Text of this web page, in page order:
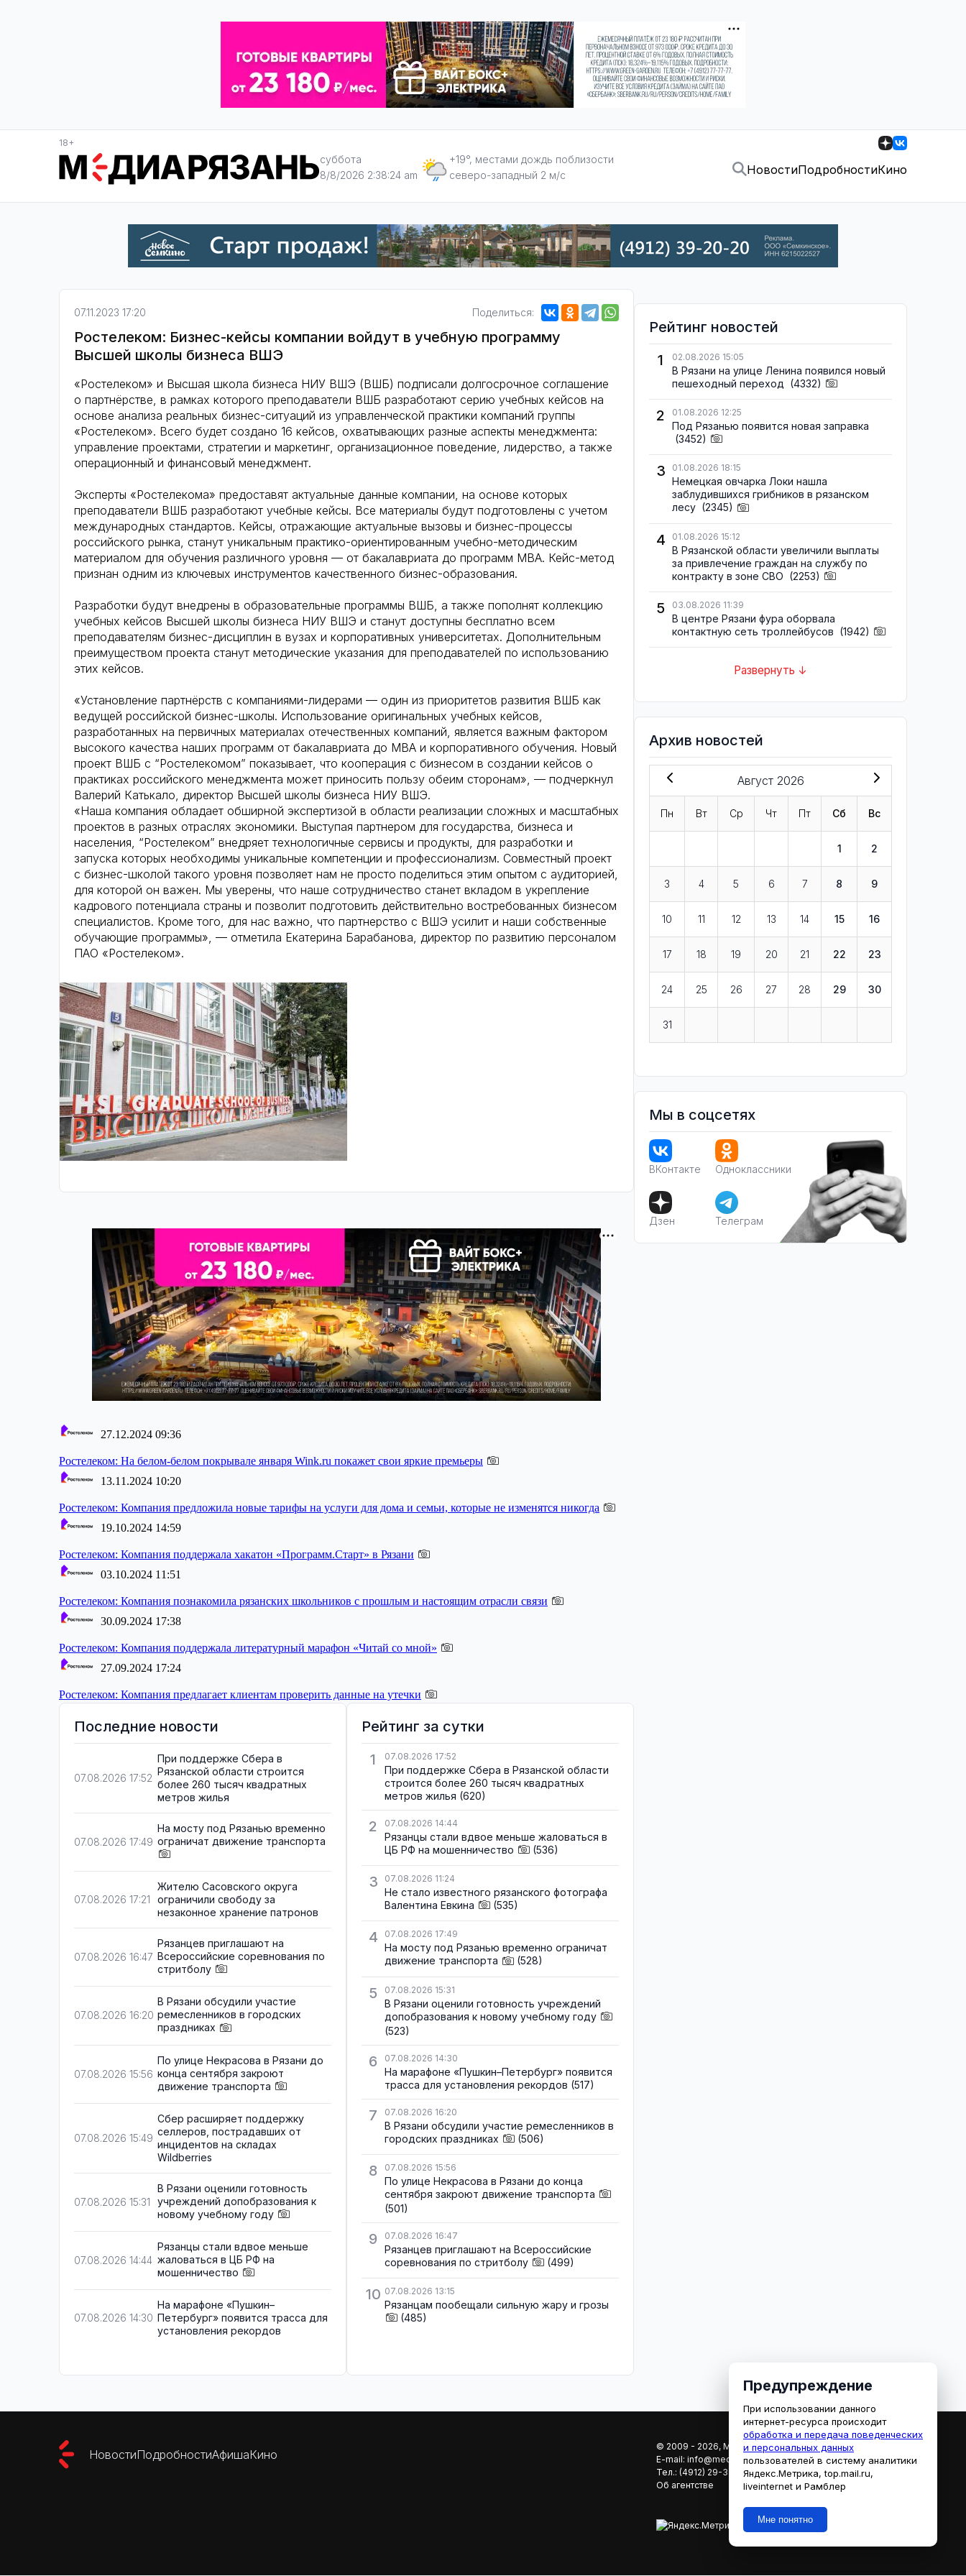
18+
суббота
8/8/2026 2:38:25 am
+19°, местами дождь поблизости
северо-западный 2 м/с
НовостиПодробностиКино
07.11.2023 17:20 Поделиться:
Ростелеком: Бизнес-кейсы компании войдут в учебную программу
Высшей школы бизнеса ВШЭ
«Ростелеком» и Высшая школа бизнеса НИУ ВШЭ (ВШБ) подписали долгосрочное соглашение
о партнёрстве, в рамках которого преподаватели ВШБ разработают серию учебных кейсов на
основе анализа реальных бизнес-ситуаций из управленческой практики компаний группы
«Ростелеком». Всего будет создано 16 кейсов, охватывающих разные аспекты менеджмента:
управление проектами, стратегии и маркетинг, организационное поведение, лидерство, а также
операционный и финансовый менеджмент.
Эксперты «Ростелекома» предоставят актуальные данные компании, на основе которых
преподаватели ВШБ разработают учебные кейсы. Все материалы будут подготовлены с учетом
международных стандартов. Кейсы, отражающие актуальные вызовы и бизнес-процессы
российского рынка, станут уникальным практико-ориентированным учебно-методическим
материалом для обучения различного уровня — от бакалавриата до программ MBA. Кейс-метод
признан одним из ключевых инструментов качественного бизнес-образования.
Разработки будут внедрены в образовательные программы ВШБ, а также пополнят коллекцию
учебных кейсов Высшей школы бизнеса НИУ ВШЭ и станут доступны бесплатно всем
преподавателям бизнес-дисциплин в вузах и корпоративных университетах. Дополнительным
преимуществом проекта станут методические указания для преподавателей по использованию
этих кейсов.
«Установление партнёрств с компаниями-лидерами — один из приоритетов развития ВШБ как
ведущей российской бизнес-школы. Использование оригинальных учебных кейсов,
разработанных на первичных материалах отечественных компаний, является важным фактором
высокого качества наших программ от бакалавриата до МВА и корпоративного обучения. Новый
проект ВШБ с “Ростелекомом” показывает, что кооперация с бизнесом в создании кейсов о
практиках российского менеджмента может приносить пользу обеим сторонам», — подчеркнул
Валерий Катькало, директор Высшей школы бизнеса НИУ ВШЭ.
«Наша компания обладает обширной экспертизой в области реализации сложных и масштабных
проектов в разных отраслях экономики. Выступая партнером для государства, бизнеса и
населения, “Ростелеком” внедряет технологичные сервисы и продукты, для разработки и
запуска которых необходимы уникальные компетенции и профессионализм. Совместный проект
с бизнес-школой такого уровня позволяет нам не просто поделиться этим опытом с аудиторией,
для которой он важен. Мы уверены, что наше сотрудничество станет вкладом в укрепление
кадрового потенциала страны и позволит подготовить действительно востребованных бизнесом
специалистов. Кроме того, для нас важно, что партнерство с ВШЭ усилит и наши собственные
обучающие программы», — отметила Екатерина Барабанова, директор по развитию персоналом
ПАО «Ростелеком».
27.12.2024 09:36
Ростелеком: На белом-белом покрывале января Wink.ru покажет свои яркие премьеры
13.11.2024 10:20
Ростелеком: Компания предложила новые тарифы на услуги для дома и семьи, которые не изменятся никогда
19.10.2024 14:59
Ростелеком: Компания поддержала хакатон «Программ.Старт» в Рязани
03.10.2024 11:51
Ростелеком: Компания познакомила рязанских школьников с прошлым и настоящим отрасли связи
30.09.2024 17:38
Ростелеком: Компания поддержала литературный марафон «Читай со мной»
27.09.2024 17:24
Ростелеком: Компания предлагает клиентам проверить данные на утечки
Последние новости
07.08.2026 17:52
При поддержке Сбера в
Рязанской области строится
более 260 тысяч квадратных
метров жилья
07.08.2026 17:49
На мосту под Рязанью временно
ограничат движение транспорта
07.08.2026 17:21
Жителю Сасовского округа
ограничили свободу за
незаконное хранение патронов
07.08.2026 16:47
Рязанцев приглашают на
Всероссийские соревнования по
стритболу
07.08.2026 16:20
В Рязани обсудили участие
ремесленников в городских
праздниках
07.08.2026 15:56
По улице Некрасова в Рязани до
конца сентября закроют
движение транспорта
07.08.2026 15:49
Сбер расширяет поддержку
селлеров, пострадавших от
инцидентов на складах
Wildberries
07.08.2026 15:31
В Рязани оценили готовность
учреждений допобразования к
новому учебному году
07.08.2026 14:44
Рязанцы стали вдвое меньше
жаловаться в ЦБ РФ на
мошенничество
07.08.2026 14:30
На марафоне «Пушкин–
Петербург» появится трасса для
установления рекордов
Рейтинг за сутки
1
07.08.2026 17:52
При поддержке Сбера в Рязанской области
строится более 260 тысяч квадратных
метров жилья (620)
2 07.08.2026 14:44
Рязанцы стали вдвое меньше жаловаться в
ЦБ РФ на мошенничество
(536)
3 07.08.2026 11:24
Не стало известного рязанского фотографа
Валентина Евкина
(535)
4 07.08.2026 17:49
На мосту под Рязанью временно ограничат
движение транспорта
(528)
5 07.08.2026 15:31
В Рязани оценили готовность учреждений
допобразования к новому учебному году
(523)
6 07.08.2026 14:30
На марафоне «Пушкин–Петербург» появится
трасса для установления рекордов (517)
7 07.08.2026 16:20
В Рязани обсудили участие ремесленников в
городских праздниках
(506)
8 07.08.2026 15:56
По улице Некрасова в Рязани до конца
сентября закроют движение транспорта
(501)
9 07.08.2026 16:47
Рязанцев приглашают на Всероссийские
соревнования по стритболу
(499)
10 07.08.2026 13:15
Рязанцам пообещали сильную жару и грозы
(485)
Рейтинг новостей
1
02.08.2026 15:05
В Рязани на улице Ленина появился новый
пешеходный переход (4332)
2 01.08.2026 12:25
Под Рязанью появится новая заправка
(3452)
3 01.08.2026 18:15
Немецкая овчарка Локи нашла
заблудившихся грибников в рязанском
лесу (2345)
4 01.08.2026 15:12
В Рязанской области увеличили выплаты
за привлечение граждан на службу по
контракту в зоне СВО (2253)
5 03.08.2026 11:39
В центре Рязани фура оборвала
контактную сеть троллейбусов (1942)
Развернуть ↓
Архив новостей
Август 2026
Пн Вт Ср Чт Пт Сб Вс
1 2
3 4 5 6 7 8 9
10 11 12 13 14 15 16
17 18 19 20 21 22 23
24 25 26 27 28 29 30
31
Мы в соцсетях
ВКонтакте Одноклассники
Дзен Телеграм
НовостиПодробностиАфишаКино
© 2009 - 2026, МЕДИАРЯЗАНЬ
E-mail: info@mediaryazan.ru,reklama@mediaryazan.ru
Тел.: (4912) 29-33-66
Об агентстве
Предупреждение
При использовании данного
интернет-ресурса происходит
обработка и передача поведенческих
и персональных данных
пользователей в систему аналитики
Яндекс.Метрика, top.mail.ru,
liveinternet и Рамблер
Мне понятно